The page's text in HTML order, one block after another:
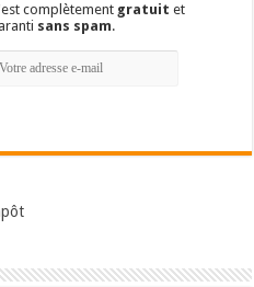
complètement gratuit et
sans spam.